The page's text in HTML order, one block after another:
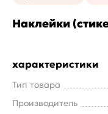
Наклейки
характеристики
Тип товара
Производитель